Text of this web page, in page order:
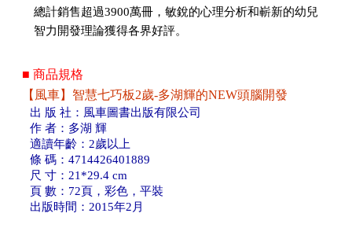
總計銷售超過3900萬冊，敏銳的心理分析和嶄新的幼兒
智力開發理論獲得各界好評。
■ 商品規格
【風車】智慧七巧板2歲-多湖輝的NEW頭腦開發
出 版 社：風車圖書出版有限公司
作 者：多湖 輝
適讀年齡：2歲以上
條 碼：4714426401889
尺 寸：21*29.4 cm
頁 數：72頁，彩色，平裝
出版時間：2015年2月